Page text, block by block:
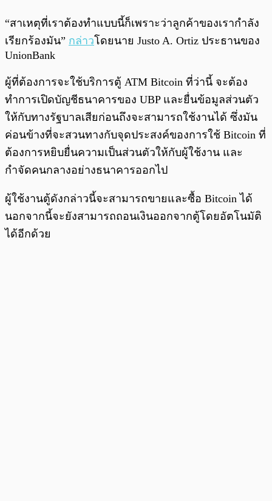
“สาเหตุที่เราต้องทำแบบนี้ก็เพราะว่าลูกค้าของเรากำลัง
เรียกร้องมัน” กล่าวโดยนาย Justo A. Ortiz ประธานของ
UnionBank
ผู้ที่ต้องการจะใช้บริการตู้ ATM Bitcoin ที่ว่านี้ จะต้อง
ทำการเปิดบัญชีธนาคารของ UBP และยื่นข้อมูลส่วนตัว
ให้กับทางรัฐบาลเสียก่อนถึงจะสามารถใช้งานได้ ซึ่งมัน
ค่อนข้างที่จะสวนทางกับจุดประสงค์ของการใช้ Bitcoin ที่
ต้องการหยิบยื่นความเป็นส่วนตัวให้กับผู้ใช้งาน และ
กำจัดคนกลางอย่างธนาคารออกไป
ผู้ใช้งานตู้ดังกล่าวนี้จะสามารถขายและซื้อ Bitcoin ได้
นอกจากนี้จะยังสามารถถอนเงินออกจากตู้โดยอัตโนมัติ
ได้อีกด้วย